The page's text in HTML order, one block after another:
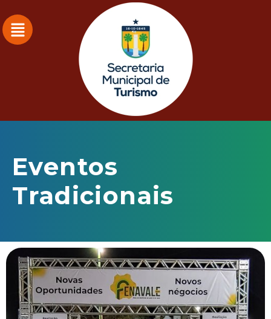
Eventos
Tradicionais